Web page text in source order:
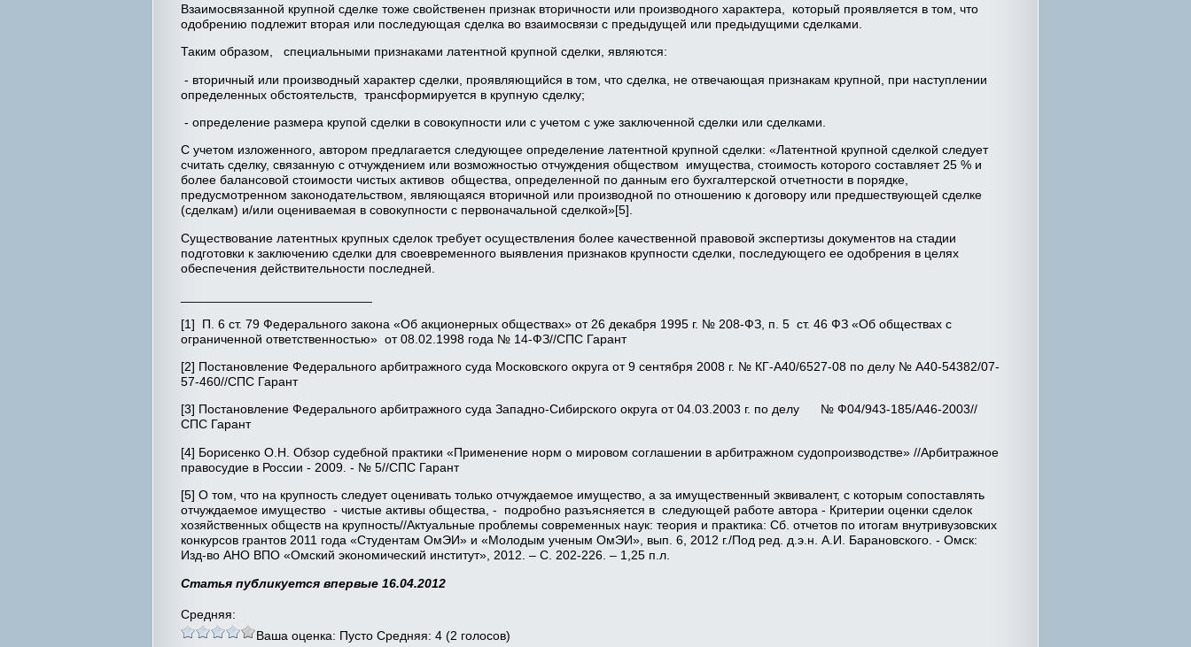
Взаимосвязанной крупной сделке тоже свойственен признак вторичности или производного характера, который проявляется в том, что
одобрению подлежит вторая или последующая сделка во взаимосвязи с предыдущей или предыдущими сделками.
Таким образом, специальными признаками латентной крупной сделки, являются:
- вторичный или производный характер сделки, проявляющийся в том, что сделка, не отвечающая признакам крупной, при наступлении
определенных обстоятельств, трансформируется в крупную сделку;
- определение размера крупой сделки в совокупности или с учетом с уже заключенной сделки или сделками.
С учетом изложенного, автором предлагается следующее определение латентной крупной сделки: «Латентной крупной сделкой следует
считать сделку, связанную с отчуждением или возможностью отчуждения обществом имущества, стоимость которого составляет 25 % и
более балансовой стоимости чистых активов общества, определенной по данным его бухгалтерской отчетности в порядке,
предусмотренном законодательством, являющаяся вторичной или производной по отношению к договору или предшествующей сделке
(сделкам) и/или оцениваемая в совокупности с первоначальной сделкой»[5].
Существование латентных крупных сделок требует осуществления более качественной правовой экспертизы документов на стадии
подготовки к заключению сделки для своевременного выявления признаков крупности сделки, последующего ее одобрения в целях
обеспечения действительности последней.
[1] П. 6 ст. 79 Федерального закона «Об акционерных обществах» от 26 декабря 1995 г. № 208-ФЗ, п. 5 ст. 46 ФЗ «Об обществах с
ограниченной ответственностью» от 08.02.1998 года № 14-ФЗ//СПС Гарант
[2] Постановление Федерального арбитражного суда Московского округа от 9 сентября 2008 г. № КГ-А40/6527-08 по делу № А40-54382/07-
57-460//СПС Гарант
[3] Постановление Федерального арбитражного суда Западно-Сибирского округа от 04.03.2003 г. по делу № Ф04/943-185/А46-2003//
СПС Гарант
[4] Борисенко О.Н. Обзор судебной практики «Применение норм о мировом соглашении в арбитражном судопроизводстве» //Арбитражное
правосудие в России - 2009. - № 5//СПС Гарант
[5] О том, что на крупность следует оценивать только отчуждаемое имущество, а за имущественный эквивалент, с которым сопоставлять
отчуждаемое имущество - чистые активы общества, - подробно разъясняется в следующей работе автора - Критерии оценки сделок
хозяйственных обществ на крупность//Актуальные проблемы современных наук: теория и практика: Сб. отчетов по итогам внутривузовских
конкурсов грантов 2011 года «Студентам ОмЭИ» и «Молодым ученым ОмЭИ», вып. 6, 2012 г./Под ред. д.э.н. А.И. Барановского. - Омск:
Изд-во АНО ВПО «Омский экономический институт», 2012. – С. 202-226. – 1,25 п.л.
Статья публикуется впервые 16.04.2012
Средняя:
Ваша оценка: Пусто Средняя: 4 (2 голосов)